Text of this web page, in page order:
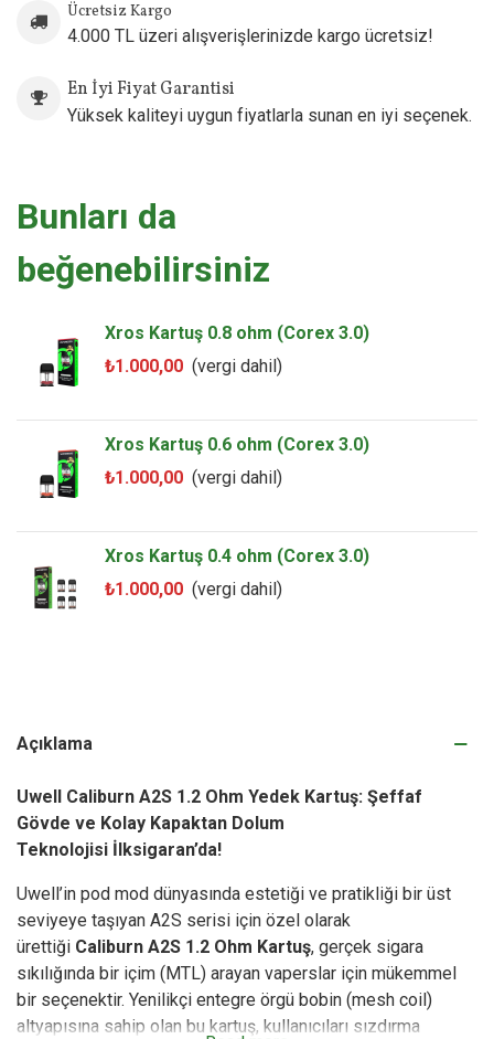
Ücretsiz Kargo
4.000 TL üzeri alışverişlerinizde kargo ücretsiz!
En İyi Fiyat Garantisi
Yüksek kaliteyi uygun fiyatlarla sunan en iyi seçenek.
Bunları da
beğenebilirsiniz
Xros Kartuş 0.8 ohm (Corex 3.0)
₺1.000,00 (vergi dahil)
Xros Kartuş 0.6 ohm (Corex 3.0)
₺1.000,00 (vergi dahil)
Xros Kartuş 0.4 ohm (Corex 3.0)
₺1.000,00 (vergi dahil)
Açıklama
Uwell Caliburn A2S 1.2 Ohm Yedek Kartuş: Şeffaf
Gövde ve Kolay Kapaktan Dolum
Teknolojisi İlksigaran’da!
Uwell’in pod mod dünyasında estetiği ve pratikliği bir üst
seviyeye taşıyan A2S serisi için özel olarak
ürettiği Caliburn A2S 1.2 Ohm Kartuş, gerçek sigara
sıkılığında bir içim (MTL) arayan vaperslar için mükemmel
bir seçenektir. Yenilikçi entegre örgü bobin (mesh coil)
altyapısına sahip olan bu kartuş, kullanıcıları sızdırma